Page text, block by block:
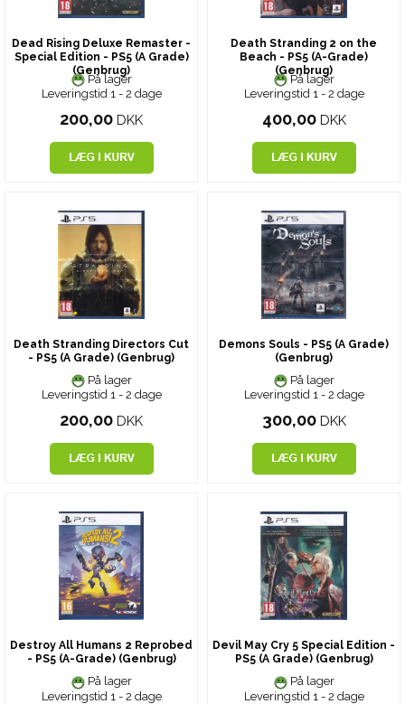
Dead Rising Deluxe Remaster -
Special Edition - PS5 (A Grade)
(Genbrug)
På lager
Leveringstid 1 - 2 dage
200,00 DKK
Death Stranding 2 on the
Beach - PS5 (A-Grade)
(Genbrug)
På lager
Leveringstid 1 - 2 dage
400,00 DKK
Death Stranding Directors Cut
- PS5 (A Grade) (Genbrug)
På lager
Leveringstid 1 - 2 dage
200,00 DKK
Demons Souls - PS5 (A Grade)
(Genbrug)
På lager
Leveringstid 1 - 2 dage
300,00 DKK
Destroy All Humans 2 Reprobed
- PS5 (A-Grade) (Genbrug)
På lager
Leveringstid 1 - 2 dage
Devil May Cry 5 Special Edition -
PS5 (A Grade) (Genbrug)
På lager
Leveringstid 1 - 2 dage